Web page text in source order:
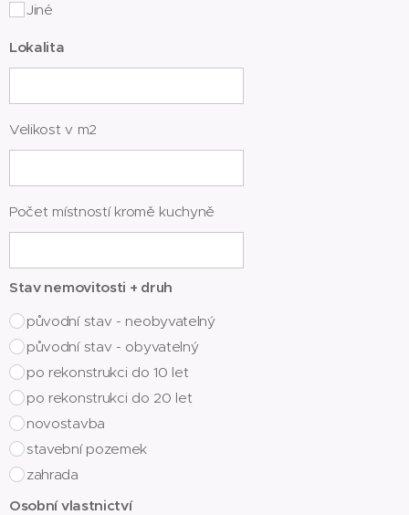
Jiné
Lokalita
Velikost v m2
Počet místností kromě kuchyně
Stav nemovitosti + druh
původní stav - neobyvatelný
původní stav - obyvatelný
po rekonstrukci do 10 let
po rekonstrukci do 20 let
novostavba
stavební pozemek
zahrada
Osobní vlastnictví